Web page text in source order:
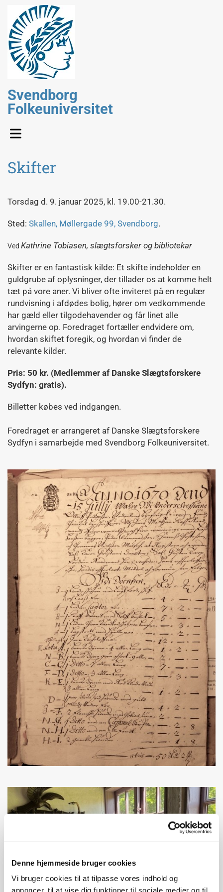
Denne hjemmeside bruger cookies
Vi bruger cookies til at tilpasse vores indhold og
annoncer, til at vise dig funktioner til sociale medier og til
Svendborg
Folkeuniversitet
Skifter
Torsdag d. 9. januar 2025, kl. 19.00-21.30.
Sted: Skallen, Møllergade 99, Svendborg.
Ved Kathrine Tobiasen, slægtsforsker og bibliotekar
Skifter er en fantastisk kilde: Et skifte indeholder en
guldgrube af oplysninger, der tillader os at komme helt
tæt på vore aner. Vi bliver ofte inviteret på en regulær
rundvisning i afdødes bolig, hører om vedkommende
har gæld eller tilgodehavender og får linet alle
arvingerne op. Foredraget fortæller endvidere om,
hvordan skiftet foregik, og hvordan vi finder de
relevante kilder.
Pris: 50 kr. (Medlemmer af Danske Slægtsforskere
Sydfyn: gratis).
Billetter købes ved indgangen.
Foredraget er arrangeret af Danske Slægtsforskere
Sydfyn i samarbejde med Svendborg Folkeuniversitet.